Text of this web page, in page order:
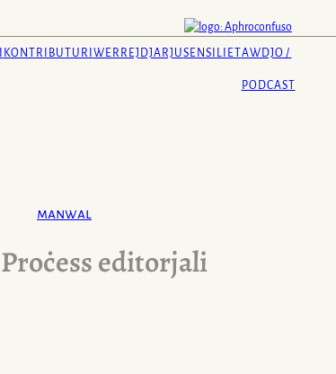
KONTRIBUTURI WERREJ DJARJUSENSILIET AWDJO /
PODCAST
manwal
Proċess editorjali